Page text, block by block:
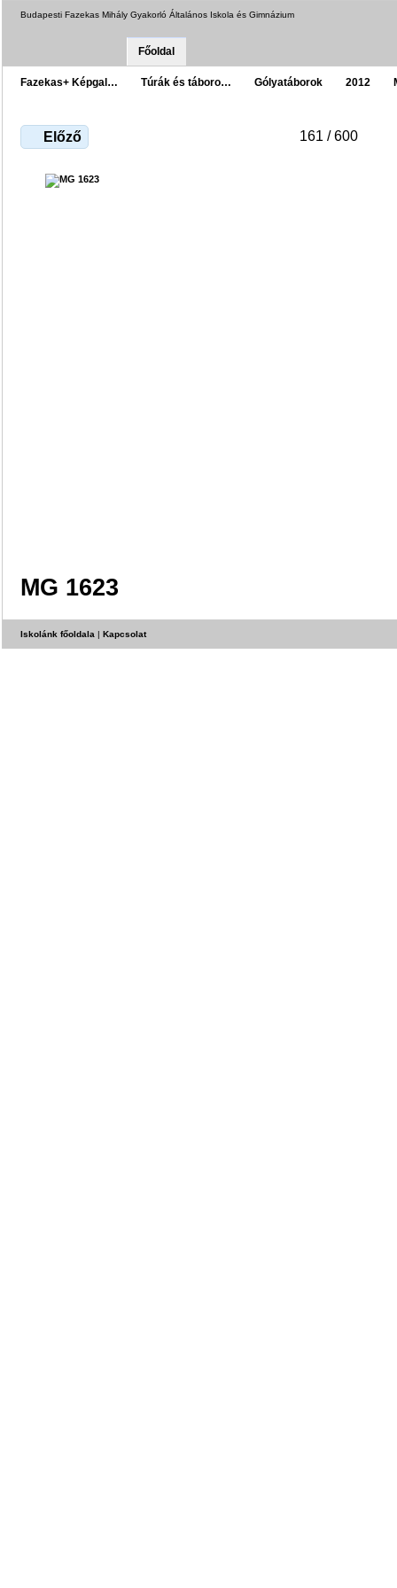
Budapesti Fazekas Mihály Gyakorló Általános Iskola és Gimnázium
Főoldal
Fazekas+ Képgal… Túrák és táboro… Gólyatáborok 2012
Előző 161 / 600
MG 1623
Iskolánk főoldala | Kapcsolat